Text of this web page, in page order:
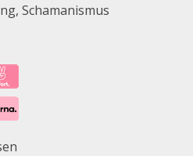
Schamanismus